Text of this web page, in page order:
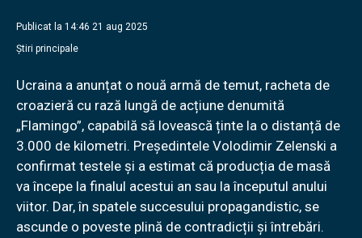
Publicat la 14:46 21 aug 2025
Știri principale
Ucraina a anunțat o nouă armă de temut, racheta de
croazieră cu rază lungă de acțiune denumită
„Flamingo”, capabilă să lovească ținte la o distanță de
3.000 de kilometri. Președintele Volodimir Zelenski a
confirmat testele și a estimat că producția de masă
va începe la finalul acestui an sau la începutul anului
viitor. Dar, în spatele succesului propagandistic, se
ascunde o poveste plină de contradicții și întrebări.